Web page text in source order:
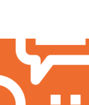
от 2000 ₽
от 2000 ₽